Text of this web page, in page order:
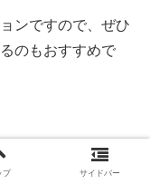
ンですので、ぜひ
のもおすすめで
プ サイドバー